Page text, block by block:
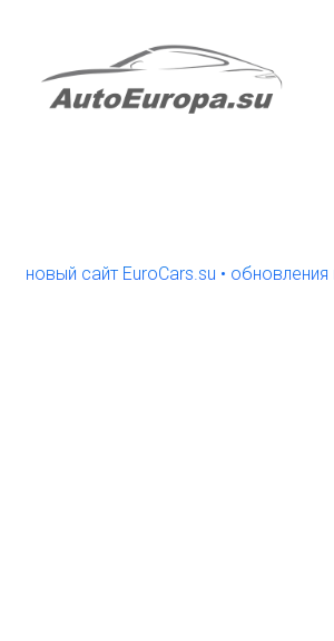
сайт EuroCars.su • обновления